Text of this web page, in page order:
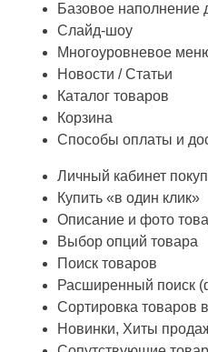
Базовое наполнение
Слайд-шоу
Многоуровневое
Новости / Статьи
Каталог товаров
Корзина
Способы оплаты и
Личный кабинет
Купить «в один клик»
Описание и фото
Выбор опций товара
Поиск товаров
Расширенный поиск
Сортировка товаров
Новинки, Хиты